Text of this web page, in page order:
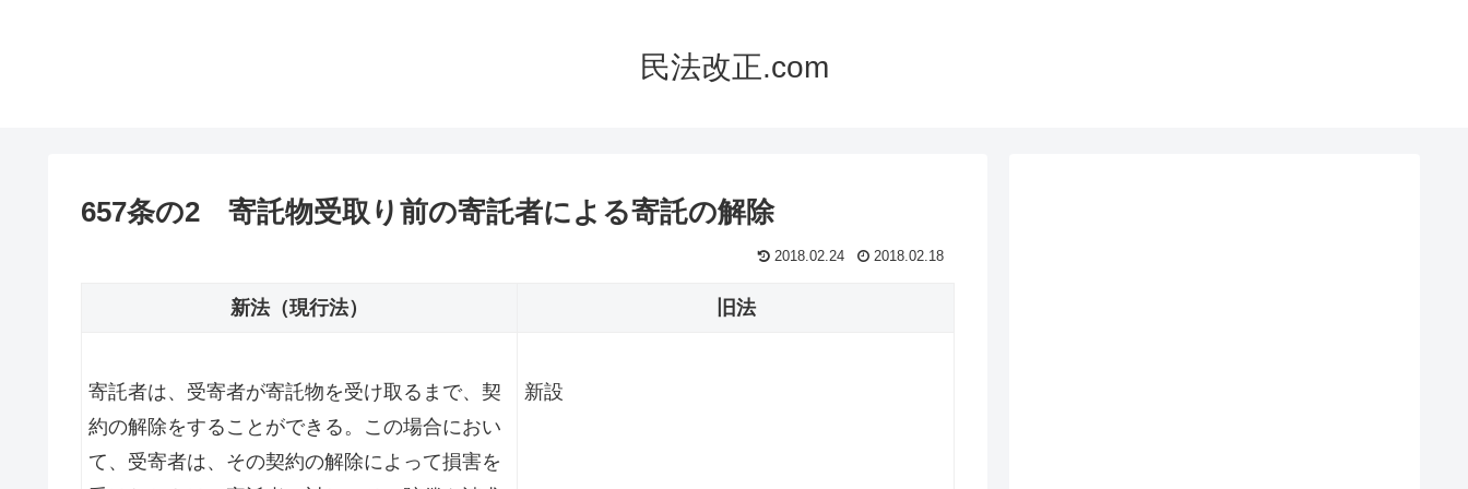
民法改正.com
657条の2 寄託物受取り前の寄託者による寄託の解除
2018.02.24 2018.02.18
新法（現行法） 旧法
寄託者は、受寄者が寄託物を受け取るまで、契
約の解除をすることができる。この場合におい
て、受寄者は、その契約の解除によって損害を
新設